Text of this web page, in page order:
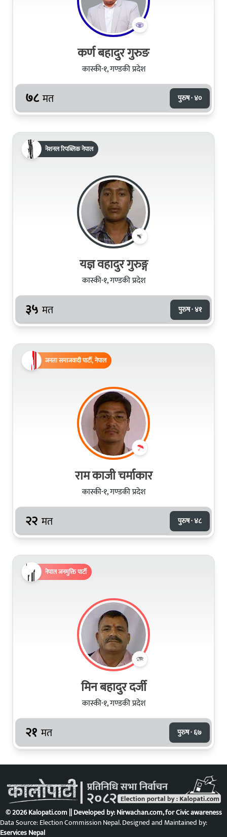
कर्ण बहादुर गुरुङ
कास्की-१, गण्डकी प्रदेश
७८ मत पुरुष · ४०
नेशनल रिपब्लिक नेपाल
यज्ञ वहादुर गुरुङ्ग
कास्की-१, गण्डकी प्रदेश
३५ मत पुरुष · ४१
जनता समाजवादी पार्टी, नेपाल
राम काजी चर्माकार
कास्की-१, गण्डकी प्रदेश
२२ मत पुरुष · ४८
नेपाल जनमुक्ति पार्टी
मिन बहादुर दर्जी
कास्की-१, गण्डकी प्रदेश
२१ मत पुरुष · ६७
© 2026 Kalopati.com || Developed by:Nirwachan.com, for Civic awareness
Data Source: Election Commission Nepal. Designed and Maintained by:
Eservices Nepal